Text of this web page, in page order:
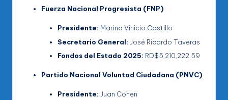
Fuerza Nacional Progresista (FNP)
Presidente: Marino Vinicio Castillo
Secretario General: José Ricardo Taveras
Fondos del Estado 2025: RD$5,210,222.59
Partido Nacional Voluntad Ciudadana (PNVC)
Presidente: Juan Cohen